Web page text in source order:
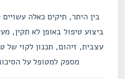
בין היתר, תיקים כאלה
ביצוע טיפול באופן לא תקין,
עצבית, זיהום, תכנון לקוי של
מספק למטופל על